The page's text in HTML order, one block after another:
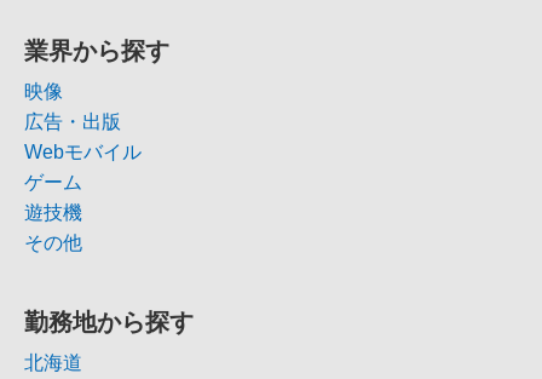
業界から探す
映像
広告・出版
Webモバイル
ゲーム
遊技機
その他
勤務地から探す
北海道